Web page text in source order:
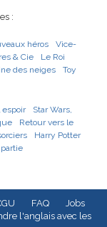
:
héros
Vice-
& Cie
Le Roi
des neiges
Toy
espoir
Star Wars,
Retour vers le
Harry Potter
FAQ
Jobs
l'anglais avec les